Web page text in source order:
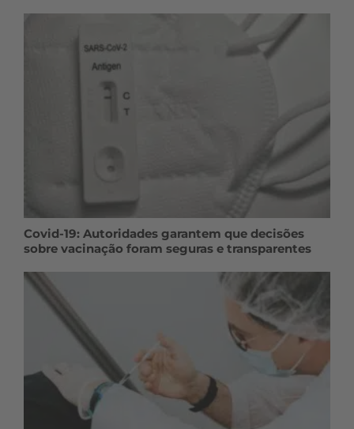
Covid-19: Autoridades garantem que decisões
sobre vacinação foram seguras e transparentes